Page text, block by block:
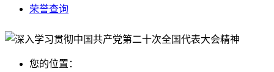
荣誉查询
您的位置：